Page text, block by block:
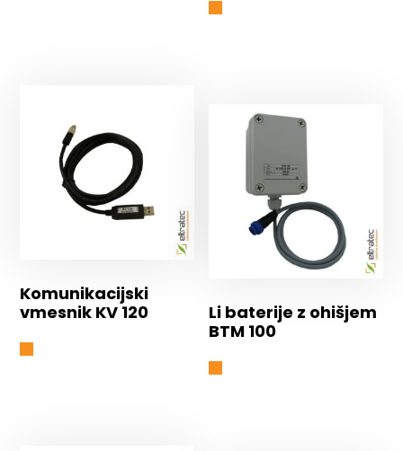
Komunikacijski
vmesnik KV 120
Li baterije z ohišjem
BTM 100